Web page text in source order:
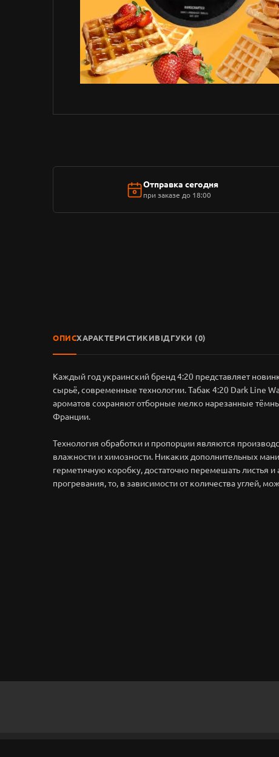
Отправка сегодня
при заказе до 18:00
ОПИСХАРАКТЕРИСТИКИВІДГУКИ (0)
Каждый год украинский бренд 4:20 представляет
сырьё, современные технологии. Табак 4:20 Dark Line
ароматов сохраняют отборные мелко нарезанные
Франции.
Технология обработки и пропорции являются
влажности и химозности. Никаких дополнительных
герметичную коробку, достаточно перемешать листья
прогревания, то, в зависимости от количества углей,